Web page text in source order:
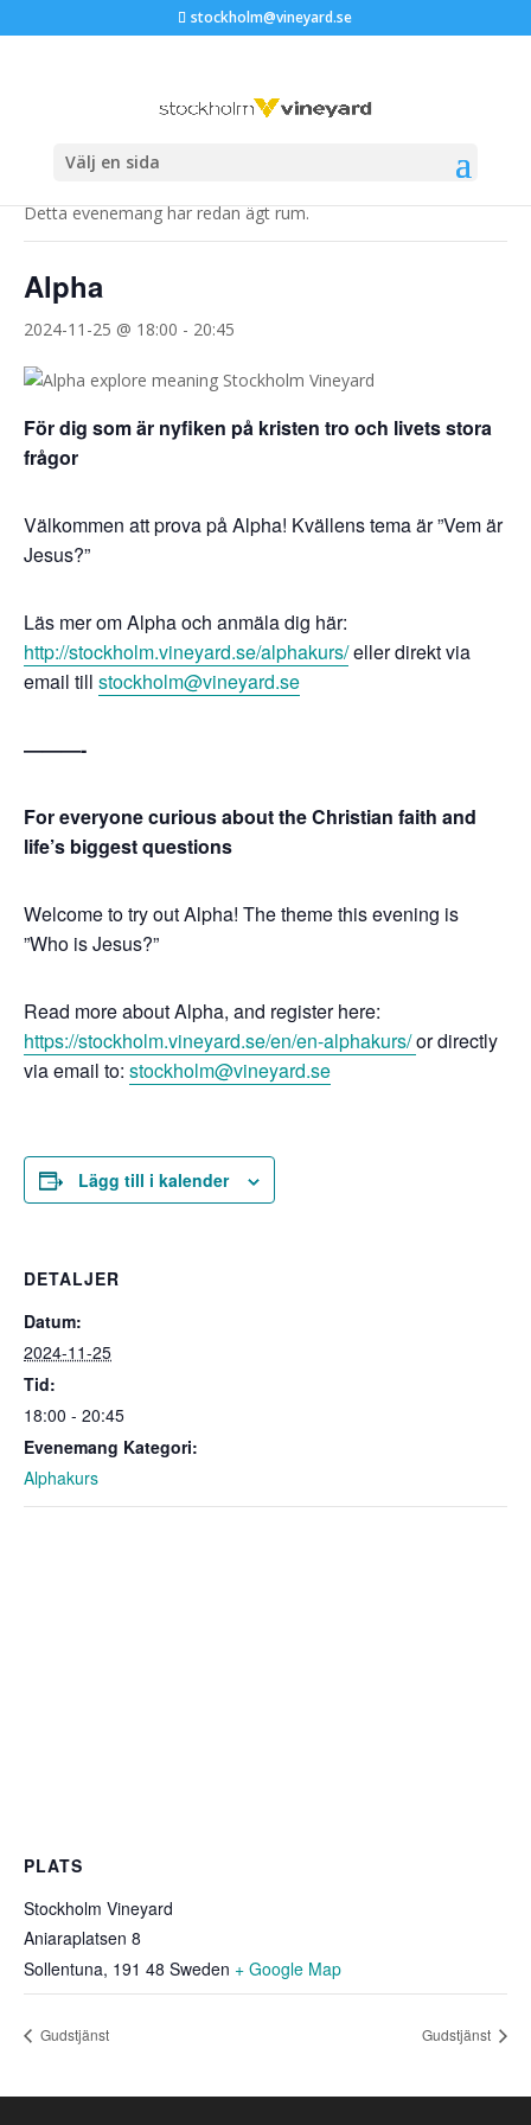
stockholm@vineyard.se
Välj en sida
« Alla Evenemang
Detta evenemang har redan ägt rum.
Alpha
2024-11-25 @ 18:00 - 20:45
För dig som är nyfiken på kristen tro och livets stora
frågor
Välkommen att prova på Alpha! Kvällens tema är ”Vem är
Jesus?”
Läs mer om Alpha och anmäla dig här:
http://stockholm.vineyard.se/alphakurs/eller direkt via
email till stockholm@vineyard.se
———-
For everyone curious about the Christian faith and
life’s biggest questions
Welcome to try out Alpha! The theme this evening is
”Who is Jesus?”
Read more about Alpha, and register here:
https://stockholm.vineyard.se/en/en-alphakurs/or directly
via email to: stockholm@vineyard.se
Lägg till i kalender
DETALJER
Datum:
2024-11-25
Tid:
18:00 - 20:45
Evenemang Kategori:
Alphakurs
PLATS
Stockholm Vineyard
Aniaraplatsen 8
Sollentuna, 191 48 Sweden + Google Map
Gudstjänst Gudstjänst